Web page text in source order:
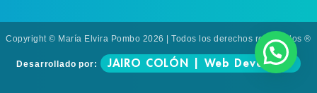
Copyright © María Elvira Pombo 2026 | Todos los derechos reservados ®
Desarrollado por: JAIRO COLÓN | Web Developer